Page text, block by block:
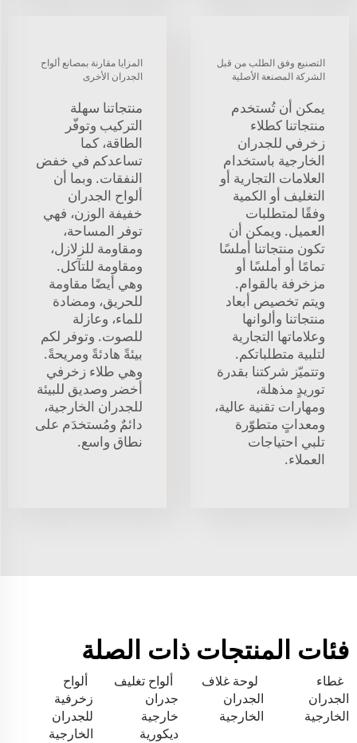
التصنيع وفق الطلب من قبل
الشركة المصنعة الأصلية
يمكن أن تُستخدم
منتجاتنا كطلاء
زخرفي للجدران
الخارجية باستخدام
العلامات التجارية أو
التغليف أو الكمية
وفقًا لمتطلبات
العميل. ويمكن أن
تكون منتجاتنا أملسًا
تمامًا أو أملسًا أو
مزخرفة بالقوام.
ويتم تخصيص أبعاد
منتجاتنا وألوانها
وعلاماتها التجارية
لتلبية متطلباتكم.
وتتميّز شركتنا بقدرة
توريدٍ مذهلة،
ومهارات تقنية عالية،
ومعداتٍ متطوّرة
تلبي احتياجات
العملاء.
المزايا مقارنة بمصانع ألواح
الجدران الأخرى
منتجاتنا سهلة
التركيب وتوفّر
الطاقة، كما
تساعدكم في خفض
النفقات. وبما أن
ألواح الجدران
خفيفة الوزن، فهي
توفر المساحة،
ومقاومة للزلازل،
ومقاومة للتآكل.
وهي أيضًا مقاومة
للحريق، ومضادة
للماء، وعازلة
للصوت. وتوفر لكم
بيئةً هادئةً ومريحةً.
وهي طلاء زخرفي
أخضر وصديق للبيئة
للجدران الخارجية،
دائمٌ ومُستخدَم على
نطاق واسع.
فئات المنتجات ذات الصلة
غطاء
الجدران
الخارجية
لوحة غلاف
الجدران
الخارجية
ألواح تغليف
جدران
خارجية
ديكورية
ألواح
زخرفية
للجدران
الخارجية